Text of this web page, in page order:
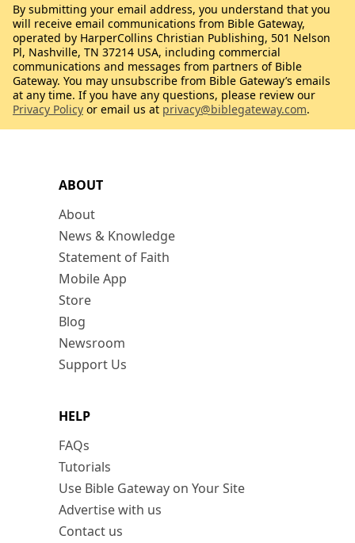
ABOUT
About
News & Knowledge
Statement of Faith
Mobile App
Store
Blog
Newsroom
Support Us
HELP
FAQs
Tutorials
Use Bible Gateway on Your Site
Advertise with us
Contact us
By submitting your email address, you understand that you
will receive email communications from Bible Gateway,
operated by HarperCollins Christian Publishing, 501 Nelson
Pl, Nashville, TN 37214 USA, including commercial
communications and messages from partners of Bible
Gateway. You may unsubscribe from Bible Gateway’s emails
at any time. If you have any questions, please review our
Privacy Policy or email us at privacy@biblegateway.com.